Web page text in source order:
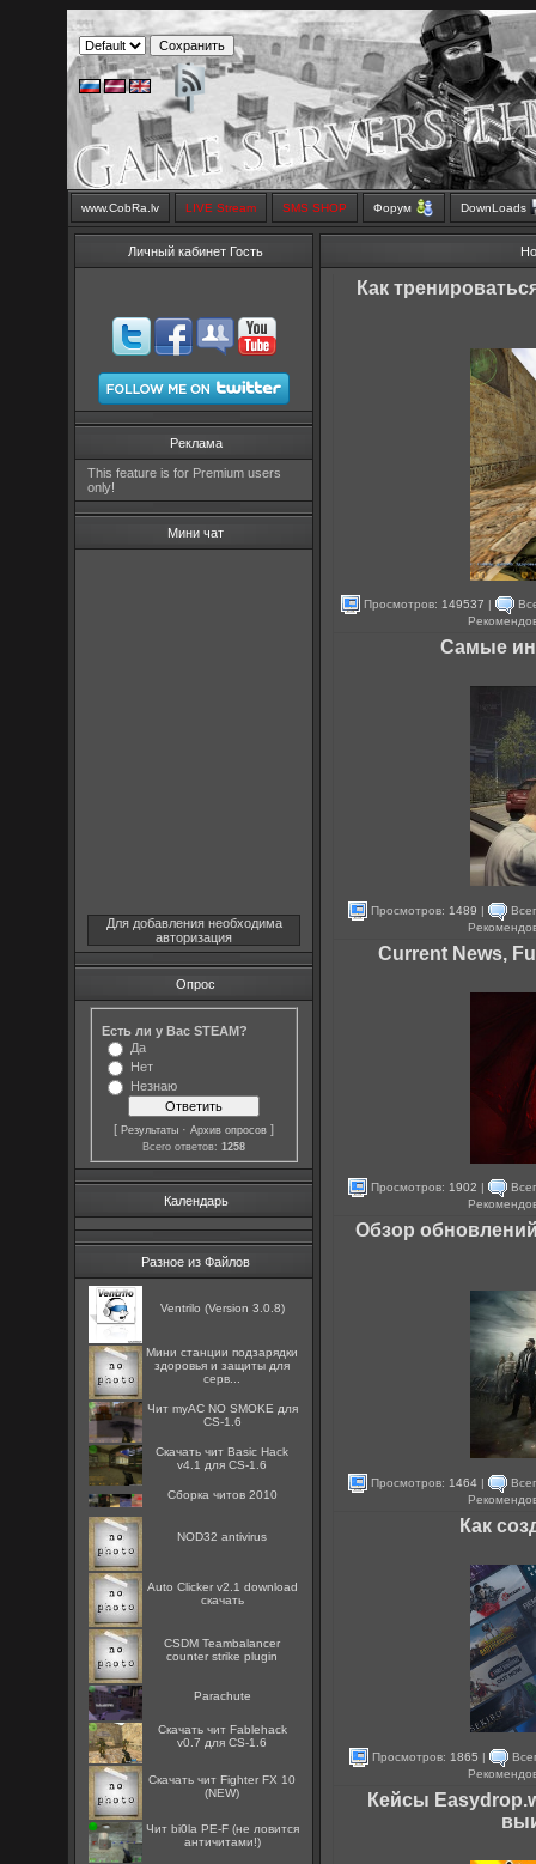
www.CobRa.lv LIVE Stream SMS SHOP Форум DownLoads
Личный кабинет Гость
Реклама
This feature is for Premium users
only!
Мини чат
Для добавления необходима
авторизация
Опрос
Есть ли у Вас STEAM?
Да
Нет
Незнаю
[Результаты ·Архив опросов ]
Всего ответов:1258
Календарь
Разное из Файлов
Ventrilo (Version 3.0.8)
Мини станции подзарядки
здоровья и защиты для
серв...
Чит myAC NO SMOKE для
CS-1.6
Скачать чит Basic Hack
v4.1 для CS-1.6
Сборка читов 2010
NOD32 antivirus
Auto Clicker v2.1 download
скачать
CSDM Teambalancer
counter strike plugin
Parachute
Скачать чит Fablehack
v0.7 для CS-1.6
Скачать чит Fighter FX 10
(NEW)
Чит bi0la PE-F (не ловится
античитами!)
Как
Просмотров: 149537 |
Самые
Просмотров: 1489 |
Current News,
Просмотров: 1902 |
Обзор
Просмотров: 1464 |
Как
Просмотров: 1865 |
Кейсы